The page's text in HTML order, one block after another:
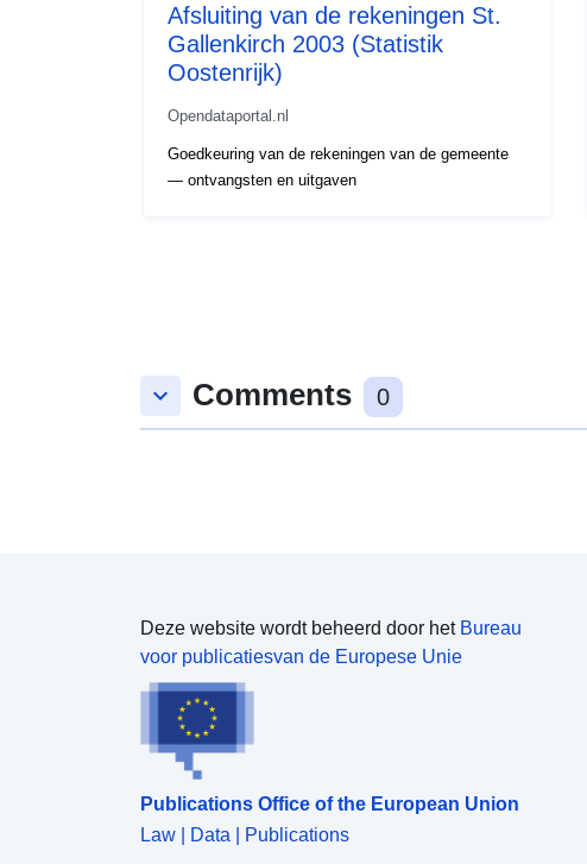
Afsluiting van de rekeningen St.
Gallenkirch 2003 (Statistik
Oostenrijk)
Opendataportal.nl
Goedkeuring van de rekeningen van de gemeente
— ontvangsten en uitgaven
keyboard_arrow_down Comments 0
Deze website wordt beheerd door het Bureau
voor publicatiesvan de Europese Unie
Publications Office of the European Union
Law | Data | Publications